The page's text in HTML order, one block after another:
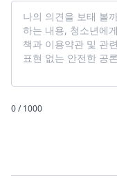
0 / 1000